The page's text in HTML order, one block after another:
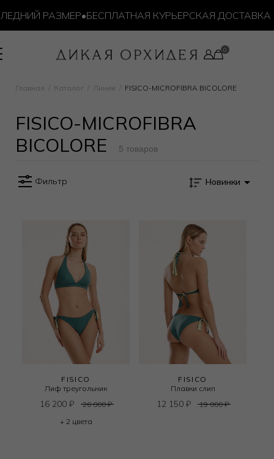
РАЗМЕР•БЕСПЛАТНАЯ КУРЬЕРСКАЯ ДОСТАВКА
Главная Каталог Линии FISICO-MICROFIBRA BICOLORE
FISICO-MICROFIBRA
BICOLORE
5 товаров
Фильтр Новинки
FISICO
Лиф треугольник
16 200 ₽ 26 000₽
+ 2 цвета
FISICO
Плавки слип
12 150 ₽ 19 000₽